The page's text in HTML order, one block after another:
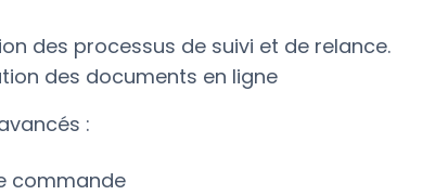
des processus de suivi et de relance.
des documents en ligne
:
commande